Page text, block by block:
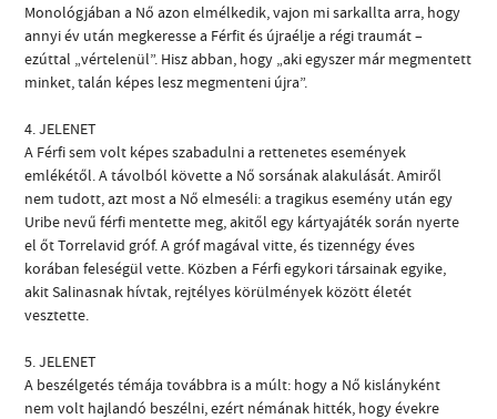
Monológjában a Nő azon elmélkedik, vajon mi sarkallta arra, hogy
annyi év után megkeresse a Férfit és újraélje a régi traumát –
ezúttal „vértelenül”. Hisz abban, hogy „aki egyszer már megmentett
minket, talán képes lesz megmenteni újra”.
4. JELENET
A Férfi sem volt képes szabadulni a rettenetes események
emlékétől. A távolból követte a Nő sorsának alakulását. Amiről
nem tudott, azt most a Nő elmeséli: a tragikus esemény után egy
Uribe nevű férfi mentette meg, akitől egy kártyajáték során nyerte
el őt Torrelavid gróf. A gróf magával vitte, és tizennégy éves
korában feleségül vette. Közben a Férfi egykori társainak egyike,
akit Salinasnak hívtak, rejtélyes körülmények között életét
vesztette.
5. JELENET
A beszélgetés témája továbbra is a múlt: hogy a Nő kislányként
nem volt hajlandó beszélni, ezért némának hitték, hogy évekre